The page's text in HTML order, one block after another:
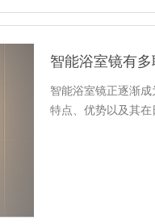
智能浴室镜有
智能浴室镜正逐渐
特点、优势以及其在